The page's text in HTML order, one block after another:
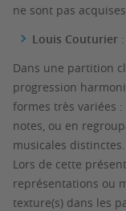
ne sont pas
Louis Couturier :
Dans une partition
progression
formes très variées
notes, ou en
musicales
Lors de cette
représentations ou
texture(s) dans les